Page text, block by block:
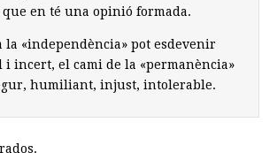
que en té una opinió formada.
la «independència» pot esdevenir
incert, el cami de la «permanència»
humiliant, injust, intolerable.